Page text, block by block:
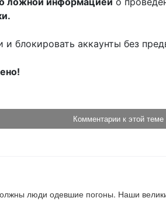
блокировать аккаунты без
Комментарии к этой
люди одевшие погоны. Наши